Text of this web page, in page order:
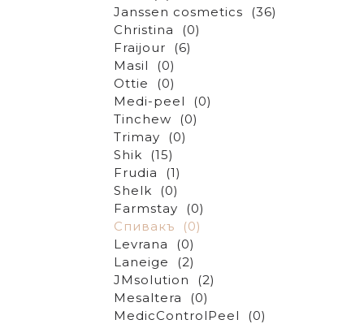
Janssen cosmetics
(36)
Christina
(0)
Fraijour
(6)
Masil
(0)
Ottie
(0)
Medi-peel
(0)
Tinchew
(0)
Trimay
(0)
Shik
(15)
Frudia
(1)
Shelk
(0)
Farmstay
(0)
Спивакъ
(0)
Levrana
(0)
Laneige
(2)
JMsolution
(2)
Mesaltera
(0)
MedicControlPeel
(0)